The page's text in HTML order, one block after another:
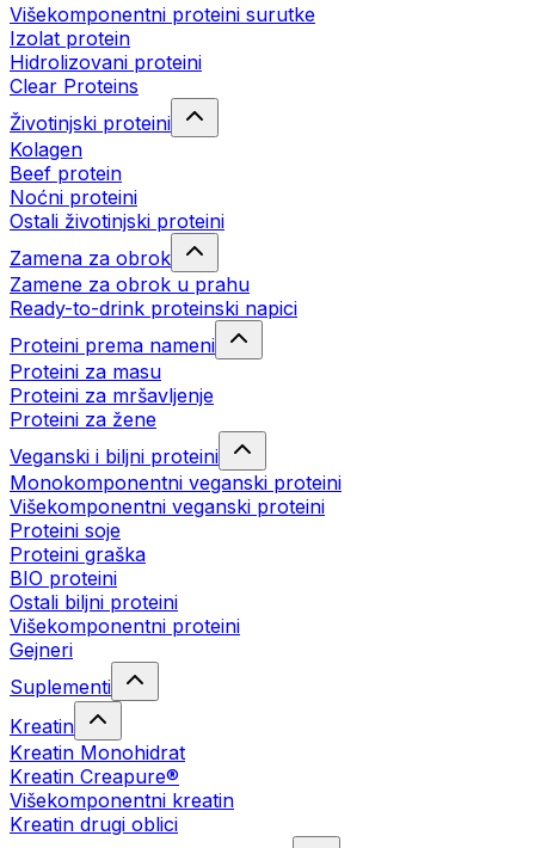
Višekomponentni proteini surutke
Izolat protein
Hidrolizovani proteini
Clear Proteins
Životinjski proteini
Kolagen
Beef protein
Noćni proteini
Ostali životinjski proteini
Zamena za obrok
Zamene za obrok u prahu
Ready-to-drink proteinski napici
Proteini prema nameni
Proteini za masu
Proteini za mršavljenje
Proteini za žene
Veganski i biljni proteini
Monokomponentni veganski proteini
Višekomponentni veganski proteini
Proteini soje
Proteini graška
BIO proteini
Ostali biljni proteini
Višekomponentni proteini
Gejneri
Suplementi
Kreatin
Kreatin Monohidrat
Kreatin Creapure®
Višekomponentni kreatin
Kreatin drugi oblici